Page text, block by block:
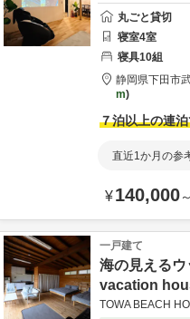
丸ごと貸切
寝室4室
寝具10組
静岡県下田市
m
７泊以上の連
直近1か月の参
¥140,000～
一戸建て
海の見える
vacation
TOWA BEACH